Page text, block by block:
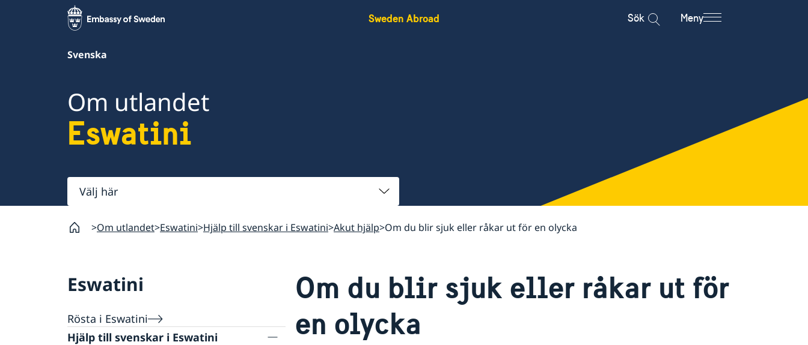
Sweden Abroad Sök Meny
Svenska
Om utlandet
Eswatini
Välj
här
Om utlandet Eswatini Hjälp till svenskar i Eswatini Akut hjälp Om du blir sjuk eller råkar ut för en olycka
Eswatini
Rösta i Eswatini
Hjälp till svenskar i Eswatini
Om du blir sjuk eller råkar ut för
en olycka